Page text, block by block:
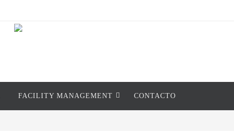
FACILITY MANAGEMENT CONTACTO